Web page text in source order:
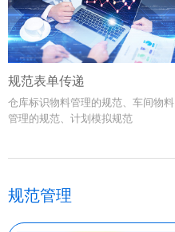
规范表单传递
仓库标识物料管理的规范、车间物料
管理的规范、计划模拟规范
规范管理